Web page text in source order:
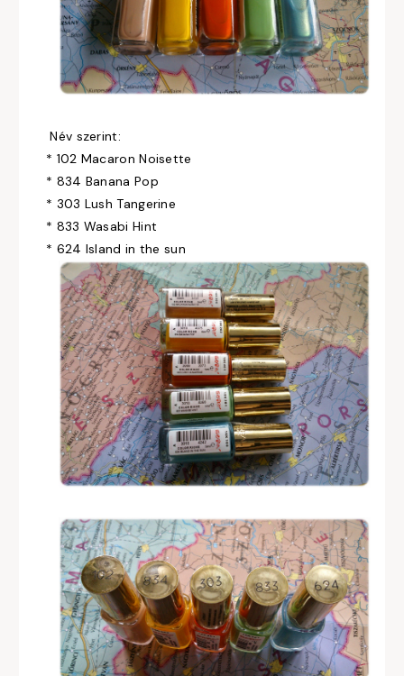
Név szerint:
* 102 Macaron Noisette
* 834 Banana Pop
* 303 Lush Tangerine
* 833 Wasabi Hint
* 624 Island in the sun